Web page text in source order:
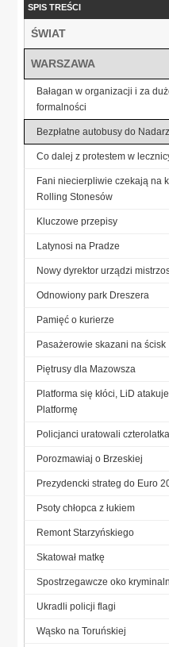
SPIS TREŚCI
ŚWIAT
WARSZAWA
Bałagan w organizacji i za
formalności
Bezpłatne autobusy do
Co dalej z protestem w
Fani niecierpliwie czekają na
Rolling Stonesów
Kluczowe przepisy
Latynosi na Pradze
Nowy dyrektor urządzi
Odnowiony park Dreszera
Pamięć o kurierze
Pasażerowie skazani na ścisk
Piętrusy dla Mazowsza
Platforma się kłóci, LiD atakuje
Platformę
Policjanci uratowali czterolatka
Porozmawiaj o Brzeskiej
Prezydencki strateg do Euro
Psoty chłopca z łukiem
Remont Starzyńskiego
Skatował matkę
Spostrzegawcze oko
Ukradli policji flagi
Wąsko na Toruńskiej